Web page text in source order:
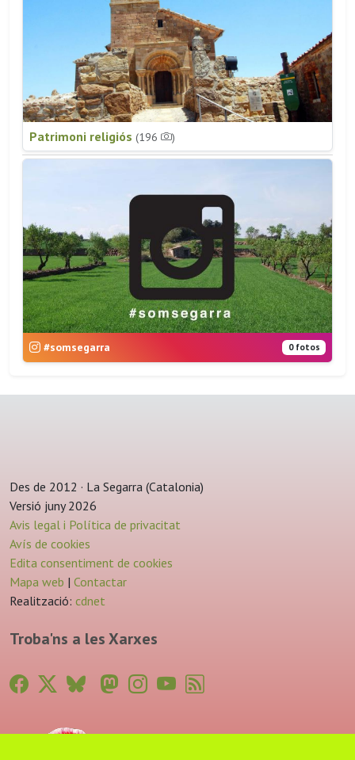
Patrimoni religiós (196 )
#somsegarra 0 fotos
Des de 2012 · La Segarra (Catalonia)
Versió juny 2026
Avis legal i Política de privacitat
Avís de cookies
Edita consentiment de cookies
Mapa web | Contactar
Realització: cdnet
Troba'ns a les Xarxes